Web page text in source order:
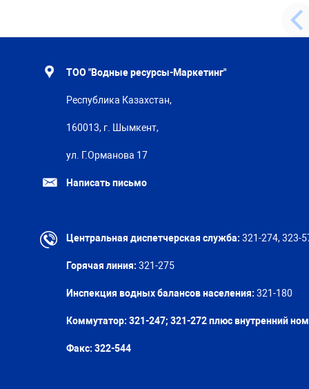
ТОО "Водные ресурсы-Маркетинг"
Республика Казахстан,
160013, г. Шымкент,
ул. Г.Орманова 17
Написать письмо
Центральная диспетчерская служба: 321-274, 323-
Горячая линия: 321-275
Инспекция водных балансов населения: 321-180
Коммутатор: 321-247; 321-272 плюс внутренний
Факс: 322-544